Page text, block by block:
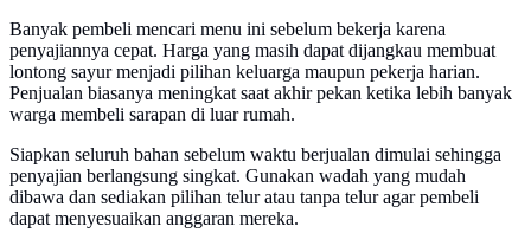
Banyak pembeli mencari menu ini sebelum bekerja karena
penyajiannya cepat. Harga yang masih dapat dijangkau membuat
lontong sayur menjadi pilihan keluarga maupun pekerja harian.
Penjualan biasanya meningkat saat akhir pekan ketika lebih banyak
warga membeli sarapan di luar rumah.
Siapkan seluruh bahan sebelum waktu berjualan dimulai sehingga
penyajian berlangsung singkat. Gunakan wadah yang mudah
dibawa dan sediakan pilihan telur atau tanpa telur agar pembeli
dapat menyesuaikan anggaran mereka.